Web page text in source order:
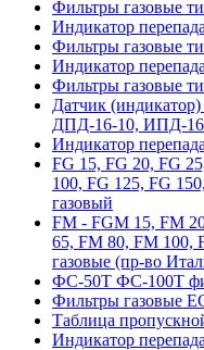
Фильтры газовые
Индикатор
Фильтры газовые
Индикатор
Фильтры газовые
Датчик
ДПД-16-10, ИПД-
Индикатор
FG 15, FG 20, FG
100, FG 125, FG
газовый
FM - FGM 15, FM
65, FM 80, FM 100,
газовые (пр-во
ФС-50Т ФС-100Т
Фильтры газовые
Таблица
Индикатор